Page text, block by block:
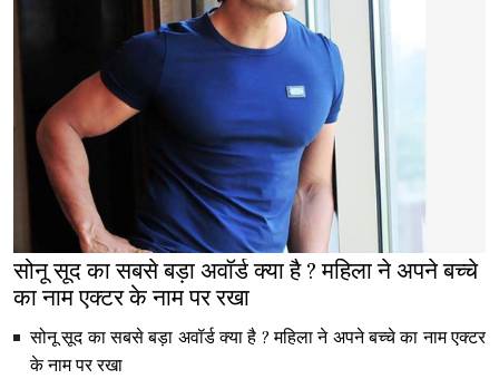
सोनू सूद का सबसे बड़ा अवॉर्ड क्या है ? महिला ने अपने बच्चे
का नाम एक्टर के नाम पर रखा
सोनू सूद का सबसे बड़ा अवॉर्ड क्या है ? महिला ने अपने बच्चे का नाम एक्टर
के नाम पर रखा